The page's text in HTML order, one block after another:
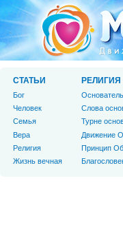
СТАТЬИ
Бог
Человек
Cемья
Вера
Религия
Жизнь вечная
Основатель
Слова
Турне
Движение
Принцип